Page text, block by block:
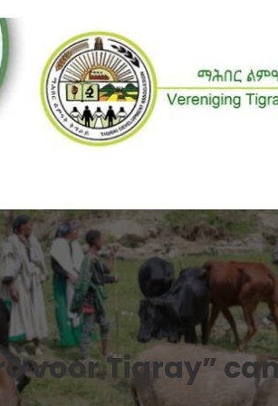
voor Tigray”